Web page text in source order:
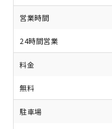
営業時間
24時間営業
料金
無料
駐車場